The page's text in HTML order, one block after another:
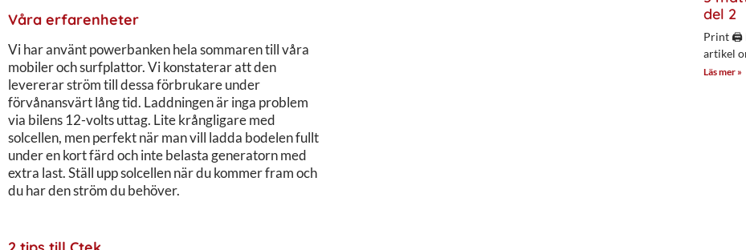
Våra erfarenheter
Vi har använt powerbanken hela sommaren till våra
mobiler och surfplattor. Vi konstaterar att den
levererar ström till dessa förbrukare under
förvånansvärt lång tid. Laddningen är inga problem
via bilens 12-volts uttag. Lite krångligare med
solcellen, men perfekt när man vill ladda bodelen fullt
under en kort färd och inte belasta generatorn med
extra last. Ställ upp solcellen när du kommer fram och
du har den ström du behöver.
del 2
Print 🖨
artikel
Läs mer »